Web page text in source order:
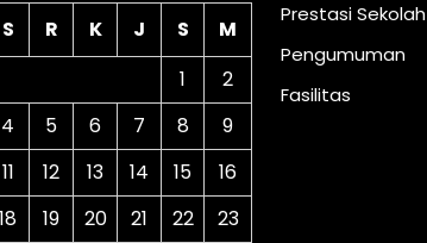
S R K J S
M
1
2
4 5 6 7 8
9
11 12 13 14 15
16
18 19 20 21 22 23
Prestasi Sekolah
Pengumuman
Fasilitas